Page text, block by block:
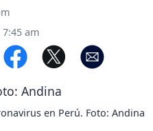
7:45 am
en Perú. Foto: Andina